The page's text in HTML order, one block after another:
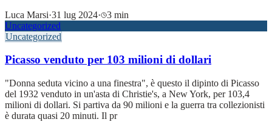
Luca Marsi·31 lug 2024·
3 min
Uncategorized
Uncategorized
Picasso venduto per 103 milioni di dollari
"Donna seduta vicino a una finestra", è questo il dipinto di Picasso
del 1932 venduto in un'asta di Christie's, a New York, per 103,4
milioni di dollari. Si partiva da 90 milioni e la guerra tra collezionisti
è durata quasi 20 minuti. Il pr